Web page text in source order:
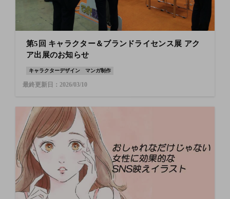
第5回 キャラクター＆ブランドライセンス展 アク
ア出展のお知らせ
キャラクターデザイン マンガ制作
最終更新日：2026/03/10